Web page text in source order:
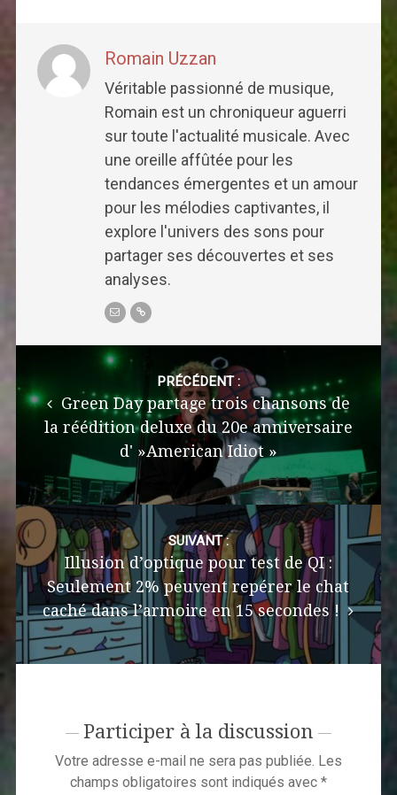
Romain Uzzan
Véritable passionné de musique,
Romain est un chroniqueur aguerri
sur toute l'actualité musicale. Avec
une oreille affûtée pour les
tendances émergentes et un amour
pour les mélodies captivantes, il
explore l'univers des sons pour
partager ses découvertes et ses
analyses.
navigation
PRÉCÉDENT :
Green Day partage trois chansons de
la réédition deluxe du 20e anniversaire
d' »American Idiot »
SUIVANT :
Illusion d’optique pour test de QI :
Seulement 2% peuvent repérer le chat
caché dans l’armoire en 15 secondes !
Participer à la discussion
Votre adresse e-mail ne sera pas publiée. Les
champs obligatoires sont indiqués avec *